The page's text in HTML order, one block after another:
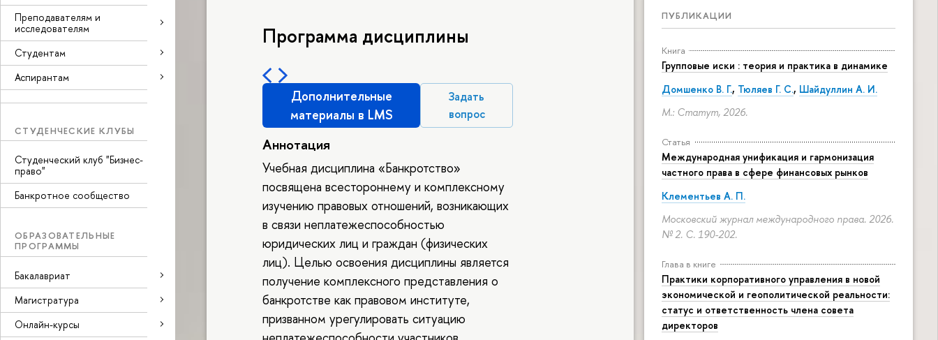
Преподавателям и
исследователям
Студентам
Аспирантам
СТУДЕНЧЕСКИЕ КЛУБЫ
Студенческий клуб "Бизнес-
право"
Банкротное сообщество
ОБРАЗОВАТЕЛЬНЫЕ
ПРОГРАММЫ
Бакалавриат
Магистратура
Онлайн-курсы
ПУБЛИКАЦИИ
Книга
Групповые иски : теория и практика в динамике
Домшенко В. Г., Тюляев Г. С., Шайдуллин А. И.
М.: Статут, 2026.
Статья
Международная унификация и гармонизация
частного права в сфере финансовых рынков
Клементьев А. П.
Московский журнал международного права. 2026.
№ 2. С. 190-202.
Глава в книге
Практики корпоративного управления в новой
экономической и геополитической реальности:
статус и ответственность члена совета
директоров
Программа дисциплины
Дополнительные
материалы в LMS
Задать
вопрос
Аннотация
Учебная дисциплина «Банкротство»
посвящена всестороннему и комплексному
изучению правовых отношений, возникающих
в связи неплатежеспособностью
юридических лиц и граждан (физических
лиц). Целью освоения дисциплины является
получение комплексного представления о
банкротстве как правовом институте,
призванном урегулировать ситуацию